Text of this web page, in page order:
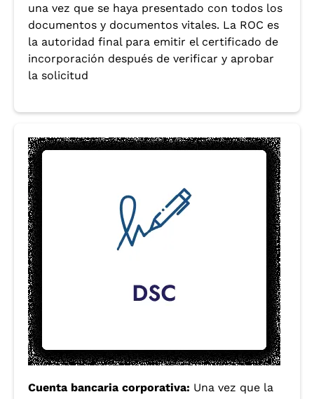
una vez que se haya presentado con todos los
documentos y documentos vitales. La ROC es
la autoridad final para emitir el certificado de
incorporación después de verificar y aprobar
la solicitud
Cuenta bancaria corporativa: Una vez que la